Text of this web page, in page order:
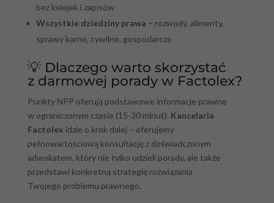
bez kolejek i zapisów
Wszystkie dziedziny prawa – rozwody, alimenty,
sprawy karne, cywilne, gospodarcze
💡 Dlaczego warto skorzystać
z darmowej porady w Factolex?
Punkty NPP oferują podstawowe informacje prawne
w ograniczonym czasie (15-30 minut). Kancelaria
Factolex idzie o krok dalej – oferujemy
pełnowartościową konsultację z doświadczonym
adwokatem, który nie tylko udzieli porady, ale także
przedstawi konkretną strategię rozwiązania
Twojego problemu prawnego.